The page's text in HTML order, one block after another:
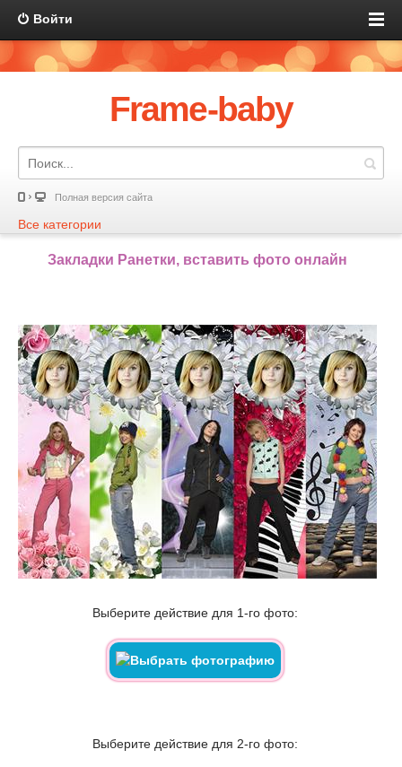
Войти
Frame-baby
Полная версия сайта
Все категории
Закладки Ранетки, вставить фото онлайн
Выберите действие для 1-го фото:
Выберите действие для 2-го фото: